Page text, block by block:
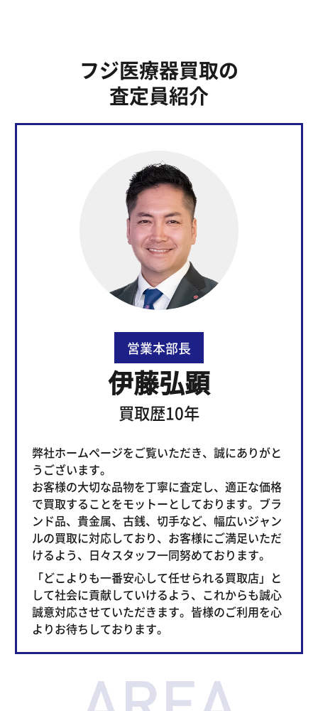
フジ医療器買取の
査定員紹介
営業本部長
伊藤弘顕
買取歴10年
弊社ホームページをご覧いただき、誠にありがと
うございます。
お客様の大切な品物を丁寧に査定し、適正な価格
で買取することをモットーとしております。ブラ
ンド品、貴金属、古銭、切手など、幅広いジャン
ルの買取に対応しており、お客様にご満足いただ
けるよう、日々スタッフ一同努めております。
「どこよりも一番安心して任せられる買取店」と
して社会に貢献していけるよう、これからも誠心
誠意対応させていただきます。皆様のご利用を心
よりお待ちしております。